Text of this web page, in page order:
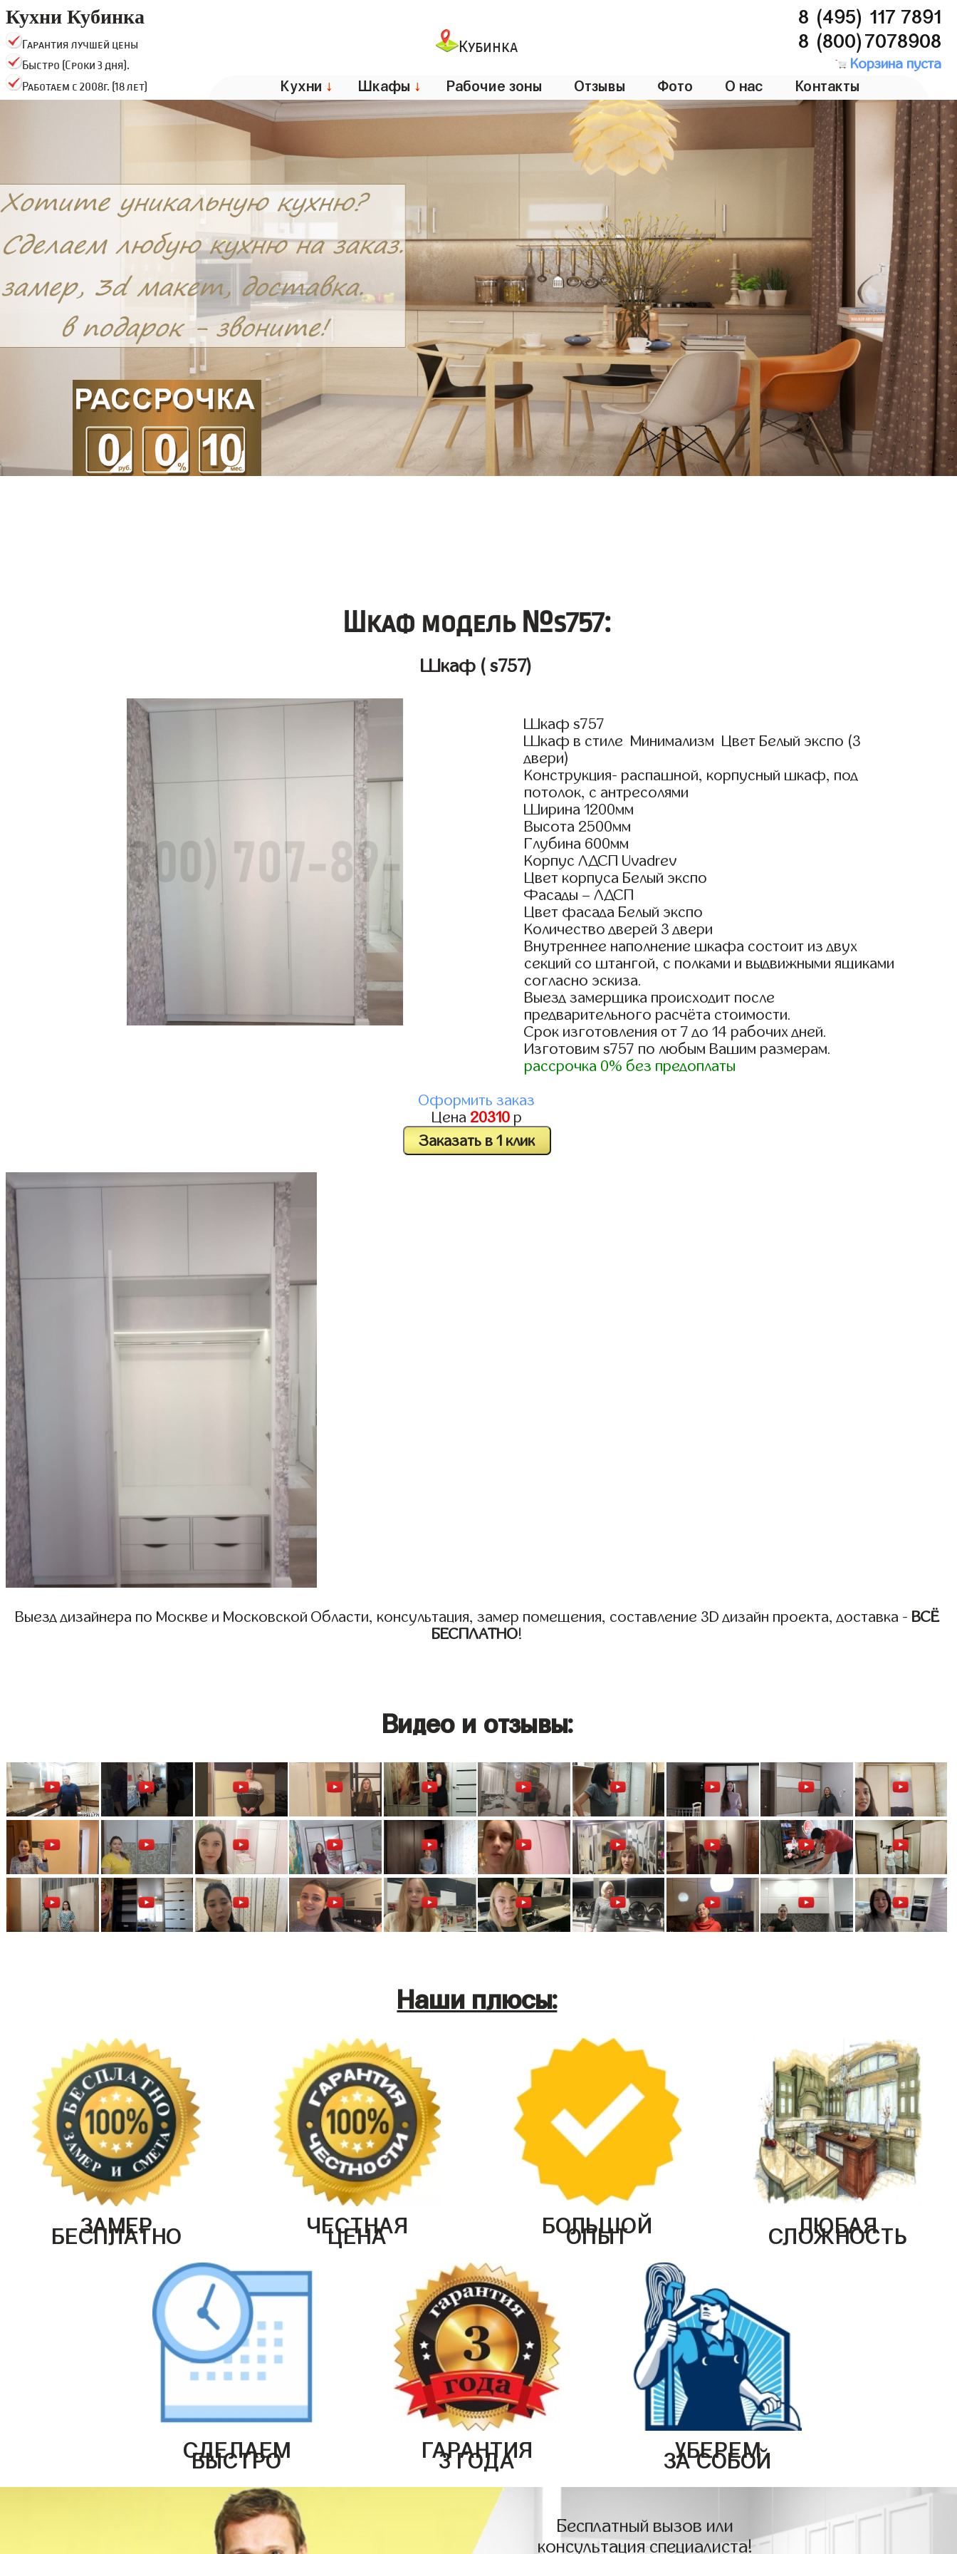
Кухни Кубинка
Гарантия лучшей цены
Быстро (Сроки 3 дня).
Работаем с 2008г. (18 лет)
Кубинка
8 (495) 117 7891
8 (800)7078908
Корзина пуста
Кухни ↓ Шкафы ↓ Рабочие зоны Отзывы Фото О нас Контакты
Шкаф модель №s757:
Шкаф ( s757)
Шкаф s757
Шкаф в стиле Минимализм Цвет Белый экспо (3
двери)
Конструкция- распашной, корпусный шкаф, под
потолок, с антресолями
Ширина 1200мм
Высота 2500мм
Глубина 600мм
Корпус ЛДСП Uvadrev
Цвет корпуса Белый экспо
Фасады – ЛДСП
Цвет фасада Белый экспо
Количество дверей 3 двери
Внутреннее наполнение шкафа состоит из двух
секций со штангой, с полками и выдвижными ящиками
согласно эскиза.
Выезд замерщика происходит после
предварительного расчёта стоимости.
Срок изготовления от 7 до 14 рабочих дней.
Изготовим s757 по любым Вашим размерам.
рассрочка 0% без предоплаты
Оформить заказ
Цена 20310 р
Заказать в 1 клик
Выезд дизайнера по Москве и Московской Области, консультация, замер помещения, составление 3D дизайн проекта, доставка - ВСЁ
БЕСПЛАТНО!
Видео и отзывы:
Наши плюсы:
ЗАМЕР
БЕСПЛАТНО ЧЕСТНАЯ
ЦЕНА БОЛЬШОЙ
ОПЫТ ЛЮБАЯ
СЛОЖНОСТЬ
СДЕЛАЕМ
БЫСТРО ГАРАНТИЯ
3 ГОДА УБЕРЕМ
ЗА СОБОЙ
Бесплатный вызов или
консультация специалиста!